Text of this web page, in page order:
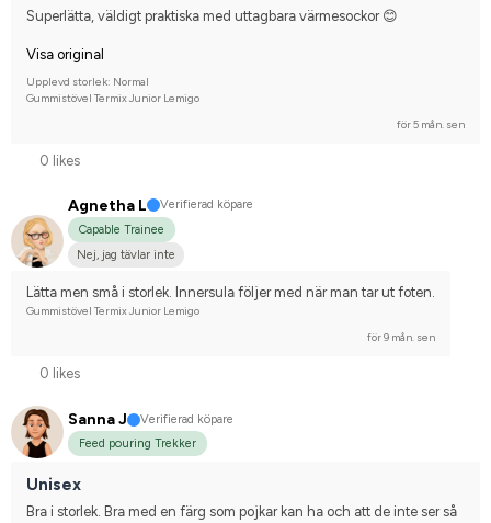
Superlätta, väldigt praktiska med uttagbara värmesockor 😊
Visa original
Upplevd storlek: Normal
Gummistövel Termix Junior Lemigo
för 5 mån. sen
0 likes
Agnetha L
Verifierad köpare
Capable Trainee
Nej, jag tävlar inte
Lätta men små i storlek. Innersula följer med när man tar ut foten.
Gummistövel Termix Junior Lemigo
för 9 mån. sen
0 likes
Sanna J
Verifierad köpare
Feed pouring Trekker
Unisex
Bra i storlek. Bra med en färg som pojkar kan ha och att de inte ser så